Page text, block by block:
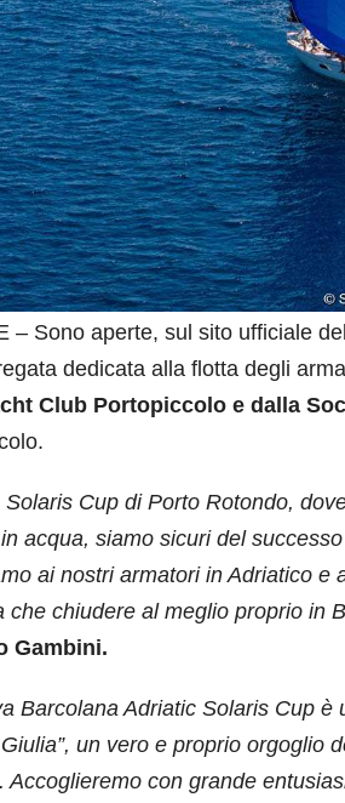
– Sono aperte, sul sito ufficiale
dedicata alla flotta degli
Club Portopiccolo e dalla
Solaris Cup di Porto Rotondo,
acqua, siamo sicuri del
ai nostri armatori in Adriatico
che chiudere al meglio proprio in
Gambini.
Barcolana Adriatic Solaris Cup
un vero e proprio orgoglio
Accoglieremo con grande